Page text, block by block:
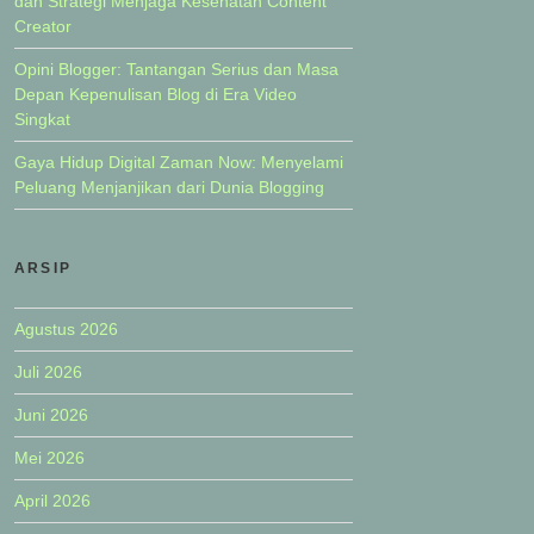
Creator
Opini Blogger: Tantangan Serius dan Masa
Depan Kepenulisan Blog di Era Video
Singkat
Gaya Hidup Digital Zaman Now: Menyelami
Peluang Menjanjikan dari Dunia Blogging
ARSIP
Agustus 2026
Juli 2026
Juni 2026
Mei 2026
April 2026